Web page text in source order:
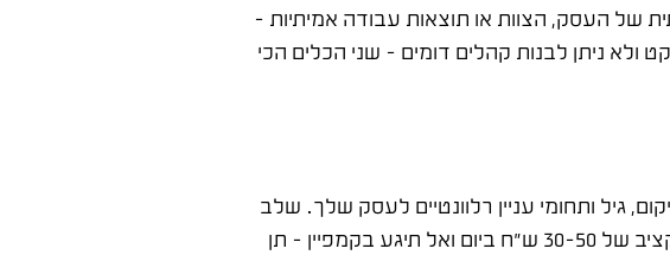
של העסק, הצוות או תוצאות עבודה אמיתיות –
ולא ניתן לבנות קהלים דומים – שני הכלים הכי
גיל ותחומי עניין רלוונטיים לעסק שלך. שלב
שלישי: צור 2-3 מודעות שונות עם תמונות אמיתיות ותוצאות אמיתיות מהעסק. שלב רביעי: הרץ 21 יום עם תקציב של 30-50 ש"ח ביום ואל תיגע בקמפיין – תן